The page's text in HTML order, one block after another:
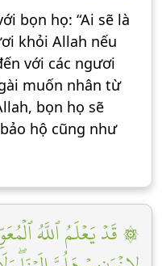
bọn họ: “Ai sẽ là
khỏi Allah nếu
với các ngươi
muốn nhân từ
bọn họ sẽ
hộ cũng như
۞ قَدۡ يَعۡلَمُ ٱللَّهُ